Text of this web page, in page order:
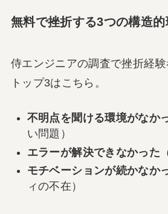
無料で挫折する3つの構造的
侍エンジニアの調査で挫折経
トップ3はこちら。
不明点を聞ける環境がなか
い問題）
エラーが解決できなかった
モチベーションが続かなか
ィの不在）